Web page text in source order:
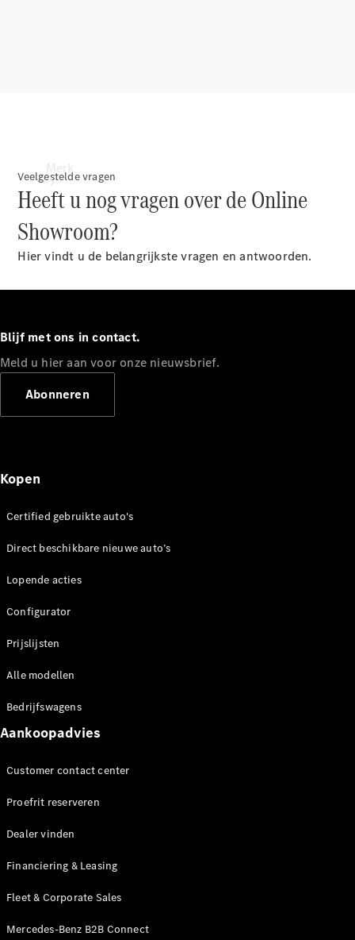
Ontdek ons
nieuws
Over
Mercedes-
Benz
Over ons
opnemen
Benz
Mercedes-
Mercedes-
Seizoensspecials
Technologie
en
Autonoom
Veelgestelde vragen
Heeft u nog vragen over de Online
Showroom?
Hier vindt u de belangrijkste vragen en antwoorden.
Blijf met ons in contact.
Meld u hier aan voor onze nieuwsbrief.
Abonneren
Kopen
Certified gebruikte auto's
Direct beschikbare nieuwe auto’s
Lopende acties
Configurator
Prijslijsten
Alle modellen
Bedrijfswagens
Aankoopadvies
Customer contact center
Proefrit reserveren
Dealer vinden
Financiering & Leasing
Fleet & Corporate Sales
Mercedes-Benz B2B Connect